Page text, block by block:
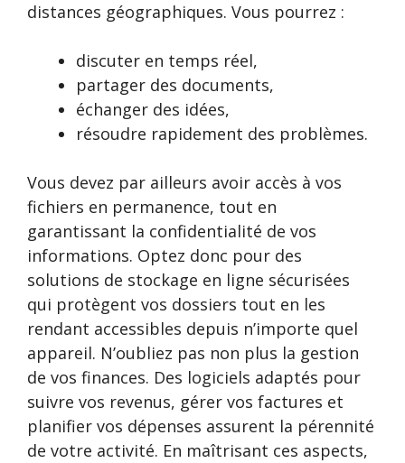
distances géographiques. Vous pourrez :
discuter en temps réel,
partager des documents,
échanger des idées,
résoudre rapidement des problèmes.
Vous devez par ailleurs avoir accès à vos
fichiers en permanence, tout en
garantissant la confidentialité de vos
informations. Optez donc pour des
solutions de stockage en ligne sécurisées
qui protègent vos dossiers tout en les
rendant accessibles depuis n’importe quel
appareil. N’oubliez pas non plus la gestion
de vos finances. Des logiciels adaptés pour
suivre vos revenus, gérer vos factures et
planifier vos dépenses assurent la pérennité
de votre activité. En maîtrisant ces aspects,